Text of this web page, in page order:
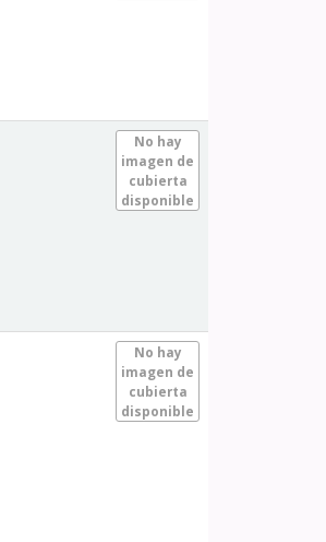
No hay
imagen de
cubierta
disponible
No hay
imagen de
cubierta
disponible